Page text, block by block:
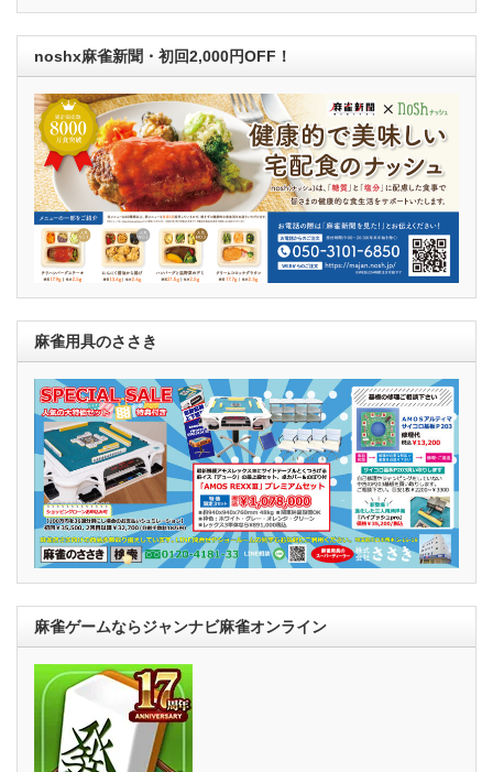
noshx麻雀新聞・初回2,000円OFF！
麻雀用具のささき
麻雀ゲームならジャンナビ麻雀オンライン